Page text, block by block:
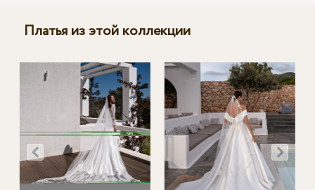
Платья из этой коллекции